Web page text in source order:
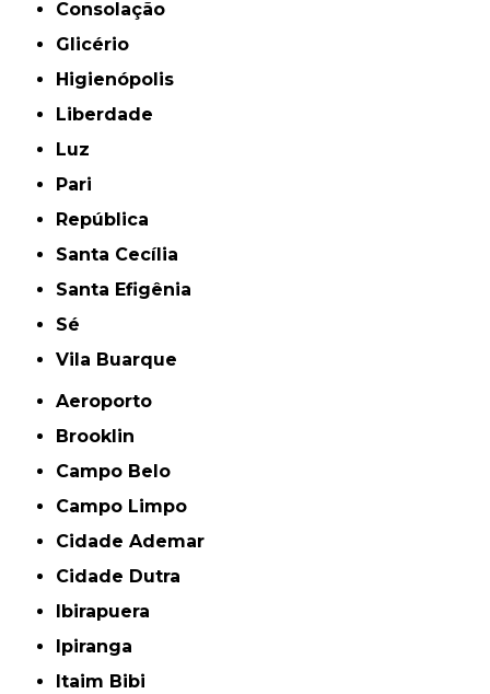
Consolação
Glicério
Higienópolis
Liberdade
Luz
Pari
República
Santa Cecília
Santa Efigênia
Sé
Vila Buarque
Aeroporto
Brooklin
Campo Belo
Campo Limpo
Cidade Ademar
Cidade Dutra
Ibirapuera
Ipiranga
Itaim Bibi